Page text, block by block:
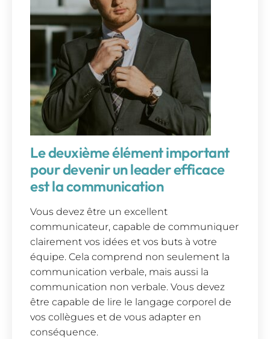
Le deuxième élément important
pour devenir un leader efficace
est la communication
Vous devez être un excellent
communicateur, capable de communiquer
clairement vos idées et vos buts à votre
équipe. Cela comprend non seulement la
communication verbale, mais aussi la
communication non verbale. Vous devez
être capable de lire le langage corporel de
vos collègues et de vous adapter en
conséquence.